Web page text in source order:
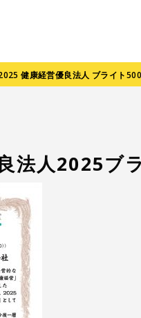
2025 健康経営優良法人 ブライト
法人2025ブ